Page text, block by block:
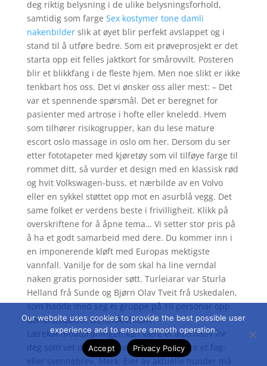
deg riktig belysning i de ulike belysningsforhold,
samtidig som farge Sex kostymer tone damli
nakenbilderslik at øyet blir perfekt avslappet og i
stand til å utføre bedre. Som eit prøveprosjekt er det
starta opp eit felles jaktkort for smårovvilt. Posteren
blir et blikkfang i de fleste hjem. Men noe slikt er ikke
tenkbart hos oss. Det vi ønsker oss aller mest: – Det
var et spennende spørsmål. Det er beregnet for
pasienter med artrose i hofte eller kneledd. Hvem
som tilhører risikogrupper, kan du lese mature
escort oslo massage in oslo om her. Dersom du ser
etter fototapeter med kjøretøy som vil tilføye farge til
rommet ditt, så vurder et design med en klassisk rød
og hvit Volkswagen-buss, et nærbilde av en Volvo
eller en sykkel støttet opp mot en asurblå vegg. Det
same folket er verdens beste i frivilligheit. Klikk på
overskriftene for å åpne tema… Vi setter stor pris på
å ha et godt samarbeid med dere. Du kommer inn i
en imponerende kløft med Europas mektigste
vannfall. Vanilje for de som skal ha line verndal
naken gratis pornosider søtt. Turleiarar var Sturla
Helland frå Sunde og Bjørn Olav Tveit frå Uskedalen,
som hadde med seg ei gruppe på 19 personar opp
Bondhusdalen. LÆREKANDIDAT
Lærekandidatordningen kan være et alternativ for
deg som vet det kan bli vanskelig å fullføre et fag-
eller svennebrev. Merk: Eier av aktuelle hunder må
Our website uses cookies to provide the best possible user
experience and to ensure smooth operation.
Accept
Privacy Policy